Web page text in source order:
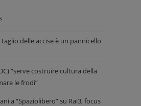
delle accise è un pannicello
“serve costruire cultura della
le frodi”
a “Spaziolibero” su Rai3, focus